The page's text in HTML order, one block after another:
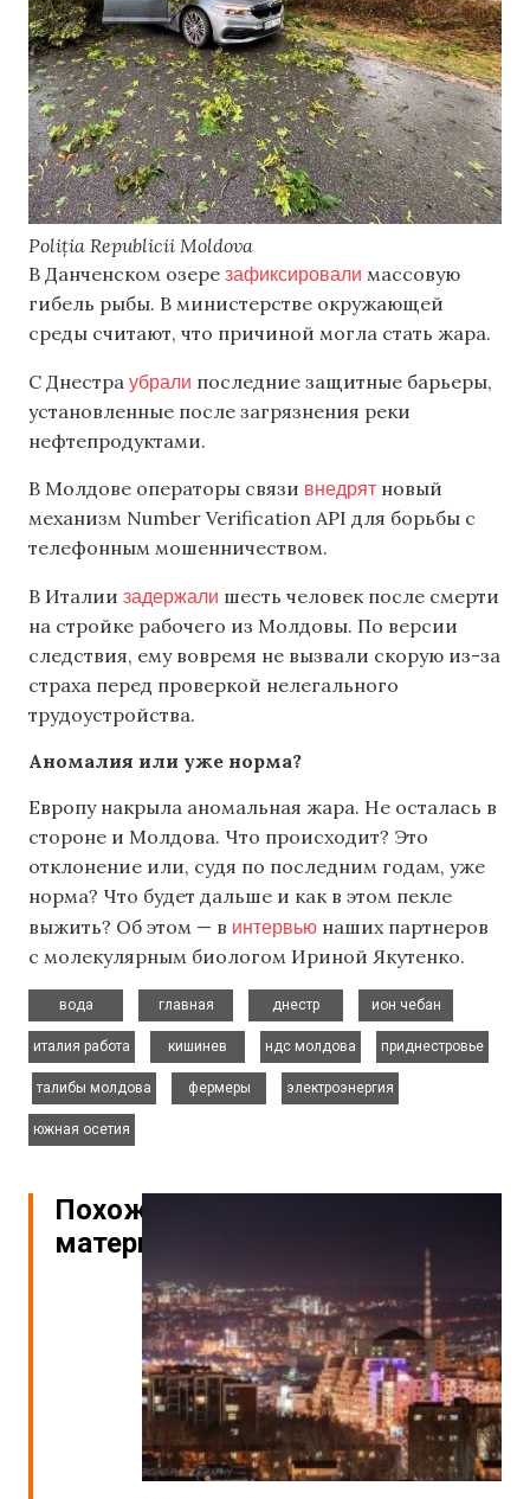
Poliția Republicii Moldova
В Данченском озере зафиксировали массовую
гибель рыбы. В министерстве окружающей
среды считают, что причиной могла стать жара.
С Днестра убрали последние защитные барьеры,
установленные после загрязнения реки
нефтепродуктами.
В Молдове операторы связи внедрят новый
механизм Number Verification API для борьбы с
телефонным мошенничеством.
В Италии задержали шесть человек после смерти
на стройке рабочего из Молдовы. По версии
следствия, ему вовремя не вызвали скорую из-за
страха перед проверкой нелегального
трудоустройства.
Аномалия или уже норма?
Европу накрыла аномальная жара. Не осталась в
стороне и Молдова. Что происходит? Это
отклонение или, судя по последним годам, уже
норма? Что будет дальше и как в этом пекле
выжить? Об этом — в интервью наших партнеров
с молекулярным биологом Ириной Якутенко.
вода
главная
днестр
ион чебан
италия работа
кишинев
ндс молдова
приднестровье
талибы молдова
фермеры
электроэнергия
южная осетия
Похожие
материалы